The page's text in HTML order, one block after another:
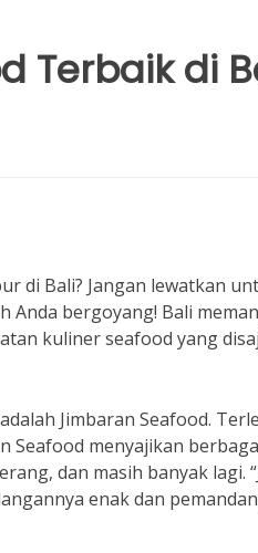
Terbaik di
di Bali? Jangan lewatkan
Anda bergoyang! Bali
kuliner seafood yang
Jimbaran Seafood.
Seafood menyajikan
dan masih banyak lagi.
enak dan